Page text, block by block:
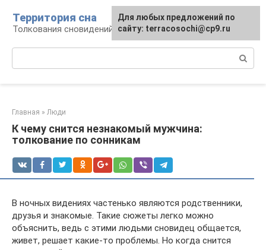
контенту
Территория сна
Толкования сновидений
Главная » Люди
К чему снится незнакомый мужчина:
толкование по сонникам
В ночных видениях частенько являются родственники,
друзья и знакомые. Такие сюжеты легко можно
объяснить, ведь с этими людьми сновидец общается,
живет, решает какие-то проблемы. Но когда снится
Для любых предложений по
сайту: terracosochi@cp9.ru